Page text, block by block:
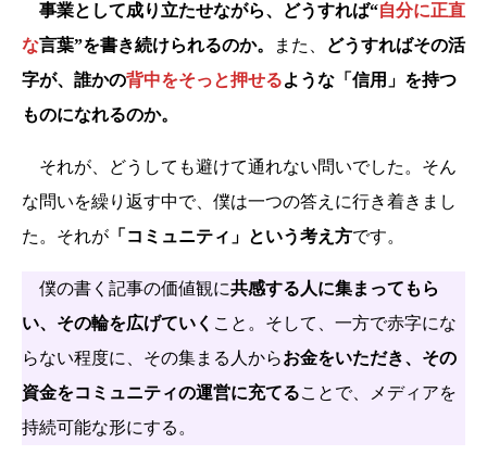
事業として成り立たせながら、どうすれば“自分に正直
な言葉”を書き続けられるのか。 また、
どうすればその活
字が、誰かの背中をそっと押せるような「信用」を持つ
ものになれるのか。
それが、どうしても避けて通れない問いでした。そん
な問いを繰り返す中で、僕は一つの答えに行き着きまし
た。それが 「コミュニティ」という考え方です。
僕の書く記事の価値観に共感する人に集まってもら
い、その輪を広げていく こと。そして、一方で赤字にな
らない程度に、その集まる人からお金をいただき、その
資金をコミュニティの運営に充てることで、メディアを
持続可能な形にする。